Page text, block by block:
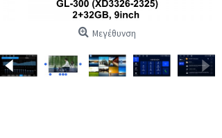
Μεγέθυνση